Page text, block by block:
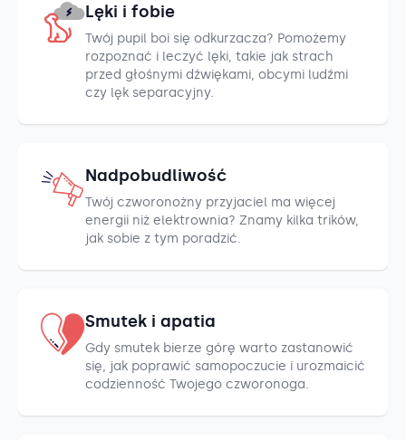
Lęki i fobie
Twój pupil boi się odkurzacza? Pomożemy
rozpoznać i leczyć lęki, takie jak strach
przed głośnymi dźwiękami, obcymi ludźmi
czy lęk separacyjny.
Nadpobudliwość
Twój czworonożny przyjaciel ma więcej
energii niż elektrownia? Znamy kilka trików,
jak sobie z tym poradzić.
Smutek i apatia
Gdy smutek bierze górę warto zastanowić
się, jak poprawić samopoczucie i urozmaicić
codzienność Twojego czworonoga.